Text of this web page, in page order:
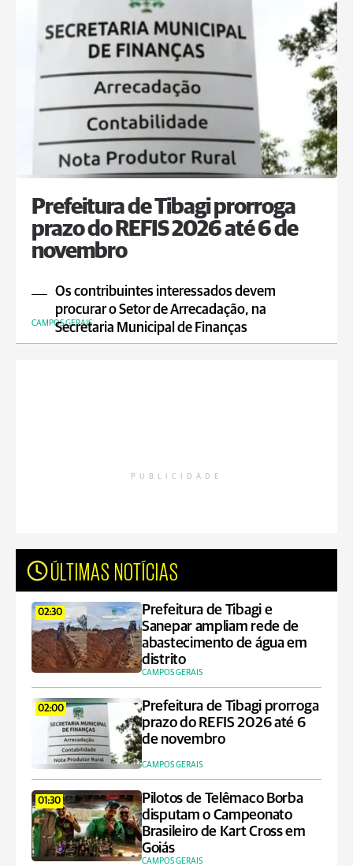
Prefeitura de Tibagi prorroga
prazo do REFIS 2026 até 6 de
novembro
Os contribuintes interessados devem
procurar o Setor de Arrecadação, na
Secretaria Municipal de Finanças
CAMPOS GERAIS
PUBLICIDADE
ÚLTIMAS NOTÍCIAS
02:30
Prefeitura de Tibagi e
Sanepar ampliam rede de
abastecimento de água em
distrito
CAMPOS GERAIS
02:00
Prefeitura de Tibagi prorroga
prazo do REFIS 2026 até 6
de novembro
CAMPOS GERAIS
01:30
Pilotos de Telêmaco Borba
disputam o Campeonato
Brasileiro de Kart Cross em
Goiás
CAMPOS GERAIS